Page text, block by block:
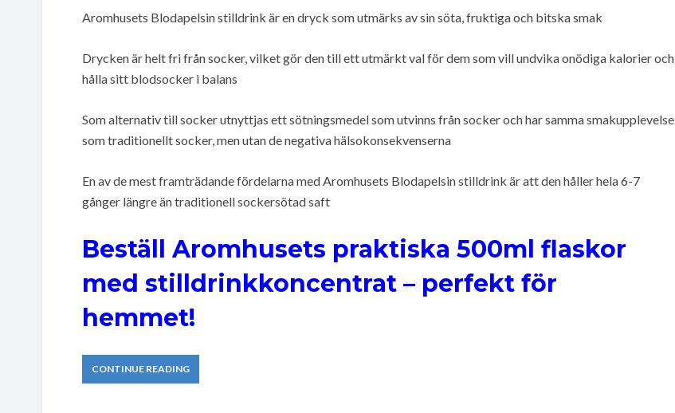
Aromhusets Blodapelsin stilldrink är en dryck som utmärks av sin söta, fruktiga och bitska smak
Drycken är helt fri från socker, vilket gör den till ett utmärkt val för dem som vill undvika onödiga kalorier och
hålla sitt blodsocker i balans
Som alternativ till socker utnyttjas ett sötningsmedel som utvinns från socker och har samma smakupplevelse
som traditionellt socker, men utan de negativa hälsokonsekvenserna
En av de mest framträdande fördelarna med Aromhusets Blodapelsin stilldrink är att den håller hela 6-7
gånger längre än traditionell sockersötad saft
Beställ Aromhusets praktiska 500ml flaskor
med stilldrinkkoncentrat – perfekt för
hemmet!
CONTINUE READING